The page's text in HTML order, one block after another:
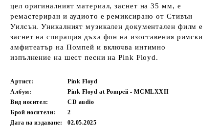
цел оригиналният материал, заснет на 35 мм, е
ремастериран и аудиото е ремиксирано от Стивън
Уилсън. Уникалният музикален документален филм е
заснет на спиращия дъха фон на изоставения римски
амфитеатър на Помпей и включва интимно
изпълнение на шест песни на Pink Floyd.
Артист:
Pink Floyd
Албум:
Pink Floyd at Pompeii - MCMLXXII
Вид носител:
CD audio
Брой носители:
2
Дата на издаване:
02.05.2025